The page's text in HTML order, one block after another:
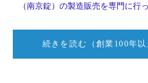
（南京錠）の製造販売を専門に行
続きを読む（創業100年以